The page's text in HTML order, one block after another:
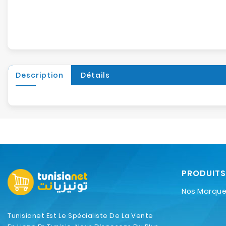
Description Détails
Tunisianet Est Le Spécialiste De La Vente
PRODUITS
Nos